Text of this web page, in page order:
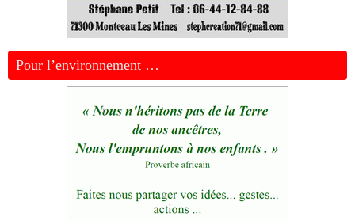
Pour l’environnement …